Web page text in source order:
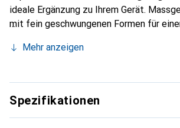
ideale Ergänzung zu Ihrem Gerät.
mit fein geschwungenen Formen für
Ihr Smartphone. Die Marke Noreve ist
für den anspruchsvollen Kunden.
Mehr anzeigen
Spezifikationen